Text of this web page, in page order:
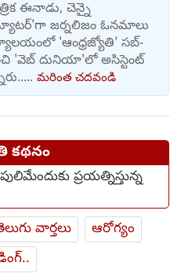
ఈనాడు, చెన్నై
జర్నలిజం ఓనమాలు
'ఆంధ్రజ్యోతి' సబ్-
'వెబ్ దునియా'లో అసిస్టెంట్
మరింత చదవండి
కథనం
ప్రయత్నిస్తున్న
వార్తలు
ఆరోగ్యం